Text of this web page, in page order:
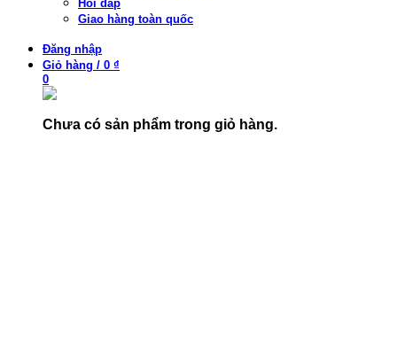
Hỏi đáp
Giao hàng toàn quốc
Đăng nhập
Giỏ hàng / 0 ₫
0
Chưa có sản phẩm trong giỏ hàng.